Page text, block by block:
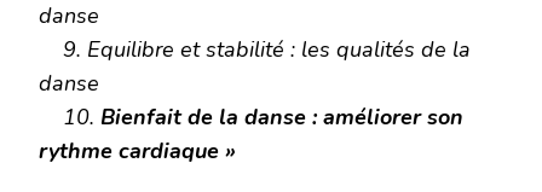
danse
9. Equilibre et stabilité : les qualités de la
danse
10. Bienfait de la danse : améliorer son
rythme cardiaque »